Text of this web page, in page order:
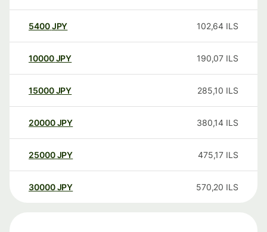
5400JPY 102,64 ILS
10000 JPY 190,07 ILS
15000 JPY 285,10 ILS
20000 JPY 380,14 ILS
25000 JPY 475,17 ILS
30000 JPY 570,20 ILS